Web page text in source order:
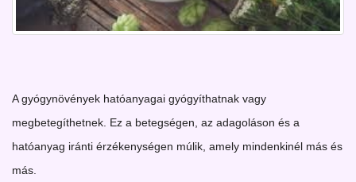
A gyógynövények hatóanyagai gyógyíthatnak vagy
megbetegíthetnek. Ez a betegségen, az adagoláson és a
hatóanyag iránti érzékenységen múlik, amely mindenkinél más és
más.